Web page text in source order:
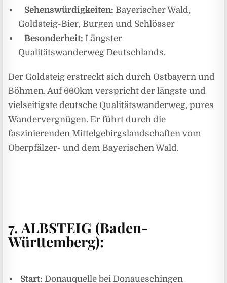
Sehenswürdigkeiten: Bayerischer Wald,
Goldsteig-Bier, Burgen und Schlösser
Besonderheit: Längster
Qualitätswanderweg Deutschlands.
Der Goldsteig erstreckt sich durch Ostbayern und
Böhmen. Auf 660km verspricht der längste und
vielseitigste deutsche Qualitätswanderweg, pures
Wandervergnügen. Er führt durch die
faszinierenden Mittelgebirgslandschaften vom
Oberpfälzer- und dem Bayerischen Wald.
7.ALBSTEIG (Baden-
Württemberg):
Start: Donauquelle bei Donaueschingen